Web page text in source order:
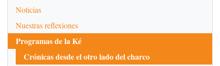
Noticias
Nuestras reflexiones
Programas de la Ké
Crónicas desde el otro lado del charco